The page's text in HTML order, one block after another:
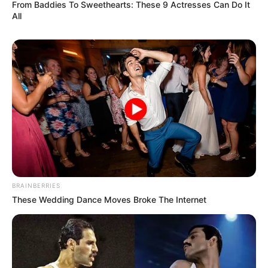
В Ужгороді розпочався розгляд
справи про контрабандні гаджети на
From Baddies To Sweethearts: These 9 Actresses Can Do It
All
BRAINBERRIES
These Wedding Dance Moves Broke The Internet